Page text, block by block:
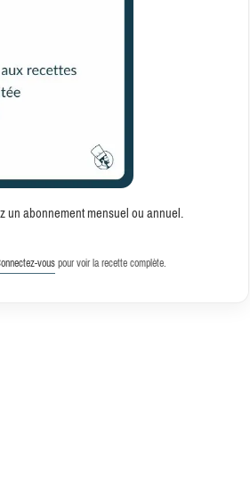
un abonnement mensuel ou annuel.
vouspour voir la recette complète.